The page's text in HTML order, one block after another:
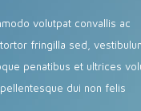
volutpat convallis ac
fringilla sed,
penatibus et ultrices
dui non felis